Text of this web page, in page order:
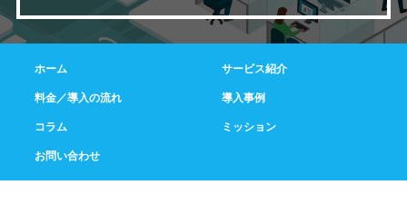
ホーム
サービス紹介
料金／導入の流れ
導入事例
コラム
ミッション
お問い合わせ